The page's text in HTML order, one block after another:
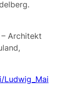
Architekt